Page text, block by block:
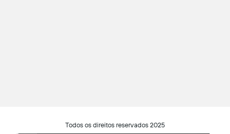
Todos os direitos reservados 2025